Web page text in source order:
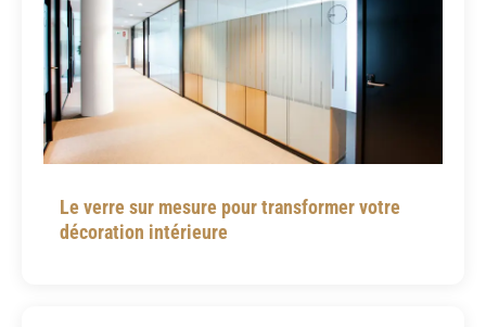
Le verre sur mesure pour transformer votre
décoration intérieure